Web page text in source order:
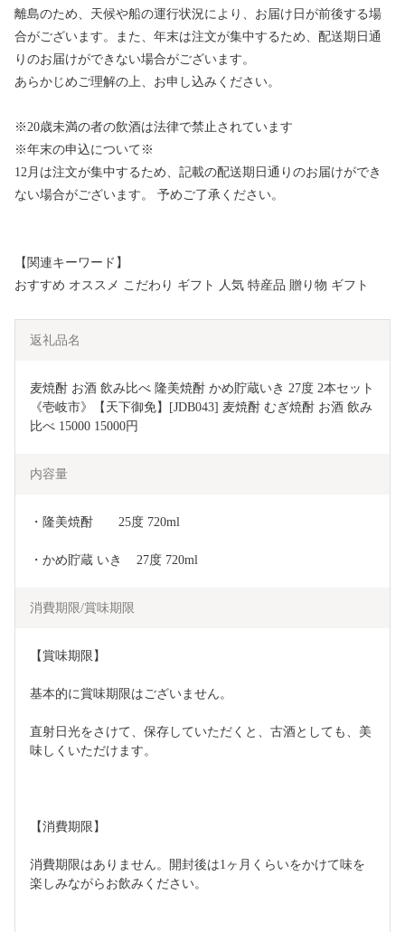
離島のため、天候や船の運行状況により、お届け日が前後する場
合がございます。また、年末は注文が集中するため、配送期日通
りのお届けができない場合がございます。
あらかじめご理解の上、お申し込みください。
※20歳未満の者の飲酒は法律で禁止されています
※年末の申込について※
12月は注文が集中するため、記載の配送期日通りのお届けができ
ない場合がございます。 予めご了承ください。
【関連キーワード】
おすすめ オススメ こだわり ギフト 人気 特産品 贈り物 ギフト
返礼品名
麦焼酎 お酒 飲み比べ 隆美焼酎 かめ貯蔵いき 27度 2本セット
《壱岐市》【天下御免】[JDB043] 麦焼酎 むぎ焼酎 お酒 飲み
比べ 15000 15000円
内容量
・隆美焼酎       25度 720ml
・かめ貯蔵 いき    27度 720ml
消費期限/賞味期限
【賞味期限】
基本的に賞味期限はございません。
直射日光をさけて、保存していただくと、古酒としても、美
味しくいただけます。
【消費期限】
消費期限はありません。開封後は1ヶ月くらいをかけて味を
楽しみながらお飲みください。